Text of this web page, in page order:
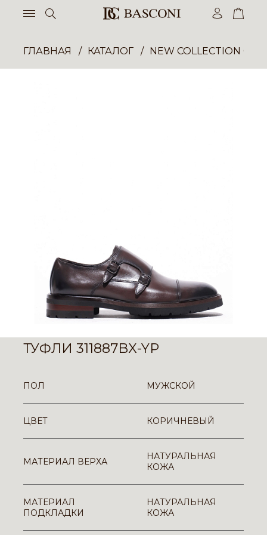
ГЛАВНАЯ КАТАЛОГ NEW COLLECTION
ТУФЛИ 311887BX-YP
ПОЛ МУЖСКОЙ
ЦВЕТ КОРИЧНЕВЫЙ
МАТЕРИАЛ ВЕРХА
НАТУРАЛЬНАЯ
КОЖА
МАТЕРИАЛ
ПОДКЛАДКИ
НАТУРАЛЬНАЯ
КОЖА